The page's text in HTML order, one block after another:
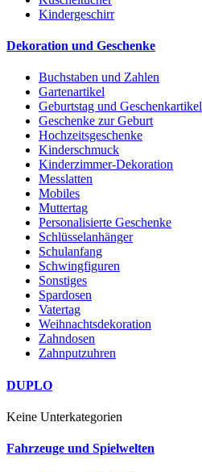
Kindergeschirr
Dekoration und Geschenke
Buchstaben und Zahlen
Gartenartikel
Geburtstag und Geschenkartikel
Geschenke zur Geburt
Hochzeitsgeschenke
Kinderschmuck
Kinderzimmer-Dekoration
Messlatten
Mobiles
Muttertag
Personalisierte Geschenke
Schlüsselanhänger
Schulanfang
Schwingfiguren
Sonstiges
Spardosen
Vatertag
Weihnachtsdekoration
Zahndosen
Zahnputzuhren
DUPLO
Keine Unterkategorien
Fahrzeuge und Spielwelten